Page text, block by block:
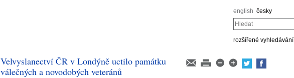
english česky
Hledat
rozšířené vyhledávání
Velvyslanectví ČR v Londýně uctilo památku
válečných a novodobých veteránů